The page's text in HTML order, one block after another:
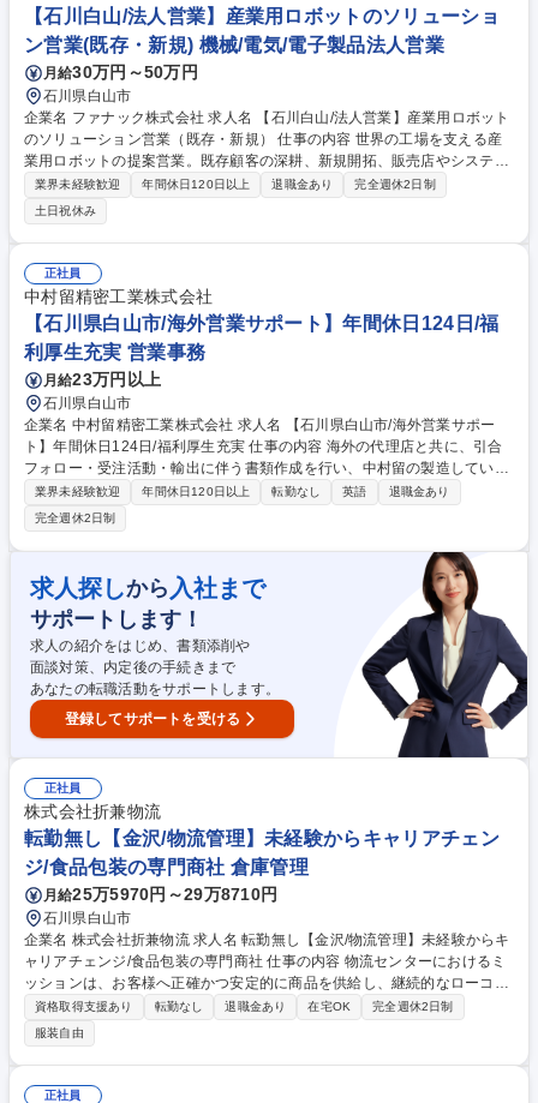
顧客・海外拠点との品質に関する折衝（必要に応じて）■部下の育成、評
価、組織マネジメント ※変更範囲：当社業務全般 募集職種 【石川県白山
市/品質保証部門責任者】年間休日124日/福利厚生充実/フレックス制
【石川白山/法人営業】産業用ロボットのソリューショ
ン営業(既存・新規) 機械/電気/電子製品法人営業
月給30万円～50万円
石川県白山市
企業名 ファナック株式会社 求人名 【石川白山/法人営業】産業用ロボット
のソリューション営業（既存・新規） 仕事の内容 世界の工場を支える産
業用ロボットの提案営業。既存顧客の深耕、新規開拓、販売店やシステム
インテグレーター（SIer）との協業推進など、お客様の工場の自動化を実
現するためのソリューション提案を行います。 【業務詳細】産業用ロボッ
ト全般の既存・新規営業を担当。既存営業は商流（直販・代理店等）を問
わずユーザーを深耕し、新規営業は展示会やWeb等からリードを獲得しま
す。いずれも販売店やSIer、周辺機器メーカーとの強力な連携・技術支援
が不可欠であり、販売店の新規開拓や取扱拡大にも注力します。顧客訪問
を基本としつつ、リモート等も活用しながら、当社商品の高い技術力と付
加価値を提案し販売を推進します。 募集職種 【石川白山/法人営業】産業
用ロボットのソリューション営業（既存・新規）
業界未経験歓迎 年間休日120日以上 退職金あり
完全週休2日制
土日祝休み
正社員
中村留精密工業株式会社
【石川県白山市/海外営業サポート】年間休日124日/福
利厚生充実 営業事務
月給23万円以上
石川県白山市
企業名 中村留精密工業株式会社 求人名 【石川県白山市/海外営業サポー
ト】年間休日124日/福利厚生充実 仕事の内容 海外の代理店と共に、引合
フォロー・受注活動・輸出に伴う書類作成を行い、中村留の製造している
工作機械を世界に向けて拡販していくことポジションです。私達の販売し
た機械で現場の負担を軽くし、ものづくりの楽 しさを世界に伝えることを
目指しております。 【具体的な業務内容】 ■海外代理店との電話・メール
対応■見積もり（特殊対応、納期確認） ■工場見学・来社対応、展示会ア
テンド■船積み書類、入金処理 ■輸出管理、顧客審査、輸出ライセンス書
類作成 募集職種 【石川県白山市/海外営業サポート】年間休日124日/福利
厚生充実
業界未経験歓迎 年間休日120日以上 転勤なし 英語
退職金あり
完全週休2日制
求人探しから 入社まで
サポートします！
求人の紹介をはじめ、書類添削や
面談対策、内定後の手続きまで
あなたの転職活動をサポートします。
登録してサポートを受ける
正社員
株式会社折兼物流
転勤無し【金沢/物流管理】未経験からキャリアチェン
ジ/食品包装の専門商社 倉庫管理
月給25万5970円～29万8710円
石川県白山市
企業名 株式会社折兼物流 求人名 転勤無し【金沢/物流管理】未経験からキ
ャリアチェンジ/食品包装の専門商社 仕事の内容 物流センターにおけるミ
ッションは、お客様へ正確かつ安定的に商品を供給し、継続的なローコス
ト運営体制を構築することです。これらを通じて営業部門が獲得した商権
を確固たるものにします！ 【業務内容】 ■安定稼働：過去実績やデータに
基づき適正在庫を保つ発注管理を実行します。また、営業・パートなど社
内外関係者との円滑な折衝・情報共有を通じ、業務を推進します。 ■ロー
コスト物流：在庫ロケーションやスタッフ労務管理、改善業務で庫内生産
資格取得支援あり 転勤なし 退職金あり 在宅OK
完全週休2日制
服装自由
正社員